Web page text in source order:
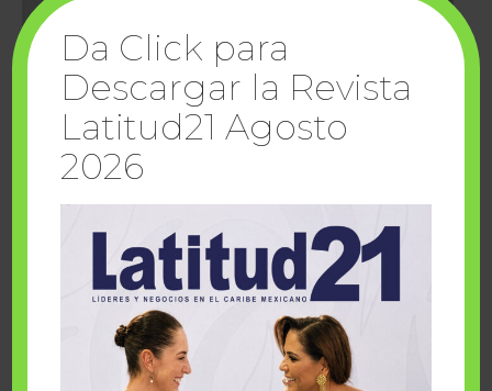
Cuando la solidaridad inspira; cumplen
sueños Fairmont Mayakoba y Make-A-Wish
Da Click para
Descargar la Revista
Latitud21 Agosto
2026